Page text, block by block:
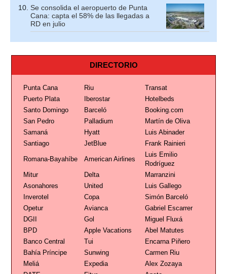
Se consolida el aeropuerto de Punta
Cana: capta el 58% de las llegadas a
RD en julio
DIRECTORIO
Punta Cana Riu
Transat
Puerto Plata
Iberostar
Hotelbeds
Santo Domingo
Barceló
Booking.com
San Pedro
Palladium
Martín de Oliva
Samaná
Hyatt
Luis Abinader
Santiago
JetBlue Frank Rainieri
Romana-Bayahíbe American Airlines
Luis Emilio
Rodríguez
Mitur
Delta
Marranzini
Asonahores
United
Luis Gallego
Inverotel
Copa
Simón Barceló
Opetur
Avianca
Gabriel Escarrer
DGII
Gol
Miguel Fluxá
BPD
Apple Vacations
Abel Matutes
Banco Central
Tui
Encarna Piñero
Bahía Príncipe
Sunwing
Carmen Riu
Meliá
Expedia
Alex Zozaya